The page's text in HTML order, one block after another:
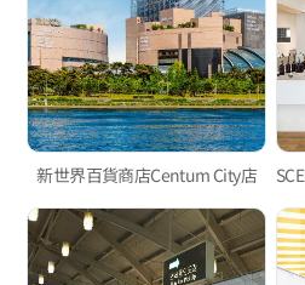
新世界百貨商店Centum City店